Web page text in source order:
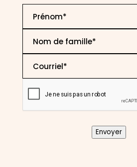
Name *
Name *
Envoyer